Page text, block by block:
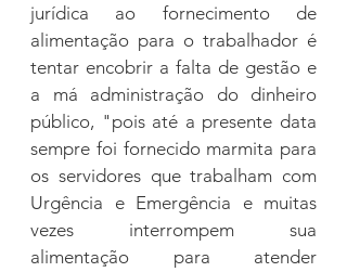
jurídica ao fornecimento de
alimentação para o trabalhador é
tentar encobrir a falta de gestão e
a má administração do dinheiro
público, "pois até a presente data
sempre foi fornecido marmita para
os servidores que trabalham com
Urgência e Emergência e muitas
vezes interrompem sua
alimentação para atender